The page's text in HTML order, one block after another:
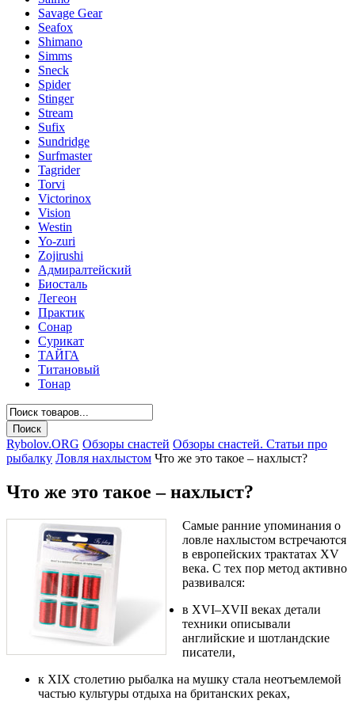
Savage Gear
Seafox
Shimano
Simms
Sneck
Spider
Stinger
Stream
Sufix
Sundridge
Surfmaster
Tagrider
Torvi
Victorinox
Vision
Westin
Yo-zuri
Zojirushi
Адмиралтейский
Биосталь
Легеон
Практик
Сонар
Сурикат
ТАЙГА
Титановый
Тонар
Rybolov.ORG Обзоры снастей Обзоры снастей. Статьи про
рыбалку Ловля нахлыстом Что же это такое – нахлыст?
Что же это такое – нахлыст?
Самые ранние упоминания о
ловле нахлыстом встречаются
в европейских трактатах XV
века. С тех пор метод активно
развивался:
в XVI–XVII веках детали
техники описывали
английские и шотландские
писатели,
к XIX столетию рыбалка на мушку стала неотъемлемой
частью культуры отдыха на британских реках,